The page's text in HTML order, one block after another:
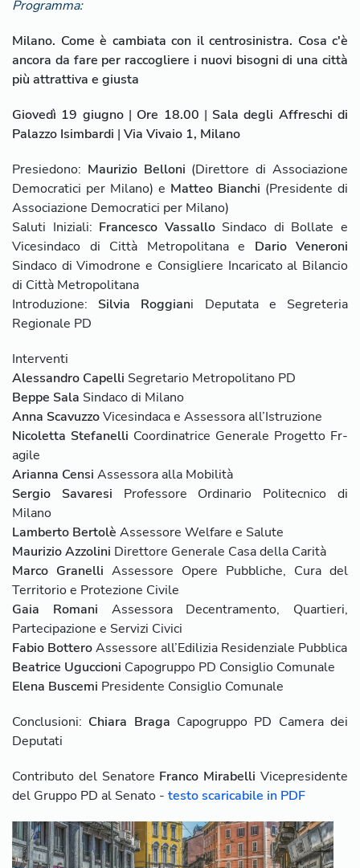
Programma:
Milano. Come è cambiata con il centrosinistra. Cosa c'è
ancora da fare per raccogliere i nuovi bisogni di una città
più attrattiva e giusta
Giovedì 19 giugno| Ore 18.00 | Sala degli Affreschi di
Palazzo Isimbardi | Via Vivaio 1, Milano
Presiedono: Maurizio Belloni (Direttore di Associazione
Democratici per Milano) e Matteo Bianchi (Presidente di
Associazione Democratici per Milano)
Saluti Iniziali: Francesco VassalloSindaco di Bollate e
Vicesindaco di Città Metropolitana e Dario Veneroni
Sindaco di Vimodrone e Consigliere Incaricato al Bilancio
di Città Metropolitana
Introduzione: Silvia Roggiani Deputata e Segreteria
Regionale PD
Interventi
Alessandro Capelli Segretario Metropolitano PD
Beppe Sala Sindaco di Milano
Anna ScavuzzoVicesindaca e Assessora all’Istruzione
Nicoletta Stefanelli Coordinatrice Generale Progetto Fr-
agile
Arianna Censi Assessora alla Mobilità
Sergio Savaresi Professore Ordinario Politecnico di
Milano
Lamberto Bertolè Assessore Welfare e Salute
Maurizio Azzolini Direttore Generale Casa della Carità
Marco Granelli Assessore Opere Pubbliche, Cura del
Territorio e Protezione Civile
Gaia Romani Assessora Decentramento, Quartieri,
Partecipazione e Servizi Civici
Fabio BotteroAssessore all’Edilizia Residenziale Pubblica
Beatrice Uguccioni Capogruppo PD Consiglio Comunale
Elena Buscemi Presidente Consiglio Comunale
Conclusioni: Chiara Braga Capogruppo PD Camera dei
Deputati
Contributo del Senatore Franco Mirabelli Vicepresidente
del Gruppo PD al Senato - testo scaricabile in PDF